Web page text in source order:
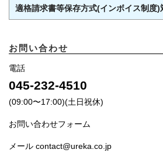
適格請求書等保存方式(インボイス制度
お問い合わせ
電話
045-232-4510
(09:00〜17:00)(土日祝休)
お問い合わせフォーム
メール contact@ureka.co.jp